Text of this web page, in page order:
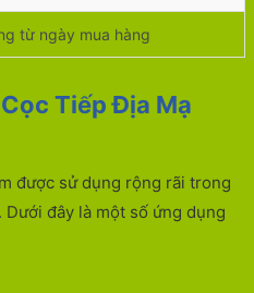
từ ngày mua hàng
Tiếp Địa Mạ
được sử dụng rộng rãi trong
đây là một số ứng dụng